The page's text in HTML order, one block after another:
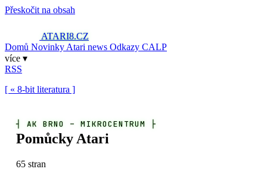
Přeskočit na obsah
ATARI8.CZ
Domů Novinky Atari news Odkazy CALP
více ▾
RSS
[ « 8-bit literatura ]
┤AK BRNO – MIKROCENTRUM ├
Pomůcky Atari
65 stran